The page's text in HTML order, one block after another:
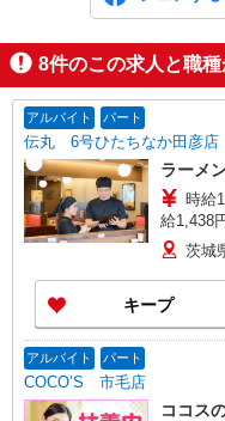
8件のこの求人と職
アルバイト パート
伝丸 6号ひたちなか田彦店
ラーメ
時給
給1,438
（5:00〜9:00
動なし
茨城
キープ
アルバイト パート
COCO’S 市毛店
ココス